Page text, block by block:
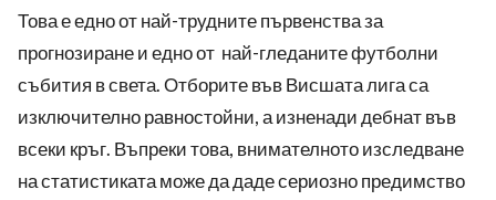
Това е едно от най-трудните първенства за
прогнозиране и едно от най-гледаните футболни
събития в света. Отборите във Висшата лига са
изключително равностойни, а изненади дебнат във
всеки кръг. Въпреки това, внимателното изследване
на статистиката може да даде сериозно предимство